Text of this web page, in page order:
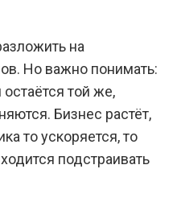
на
Но важно понимать:
той же,
Бизнес растёт,
то ускоряется, то
подстраивать